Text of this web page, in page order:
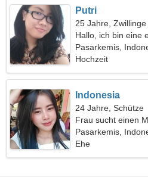
Putri
25 Jahre, Zwillinge
Hallo, ich bin eine
Pasarkemis,
Hochzeit
Indonesia
24 Jahre, Schütze
Frau sucht einen
Pasarkemis,
Ehe